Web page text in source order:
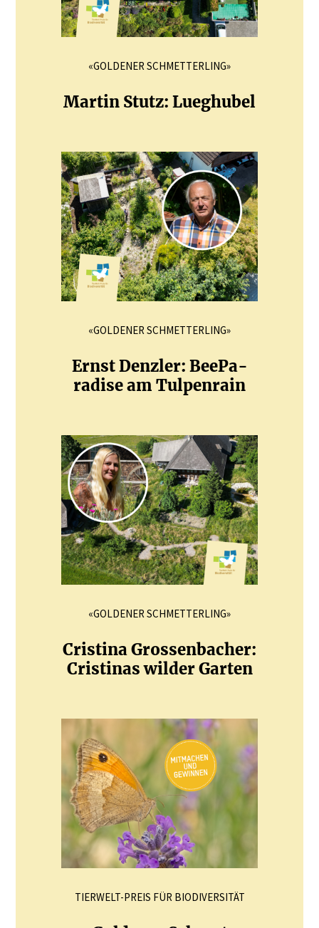
«GOLDENER SCHMETTERLING»
Martin Stutz: Lueghubel
«GOLDENER SCHMETTERLING»
Ernst Denzler: BeePa­
radise am Tulpenrain
«GOLDENER SCHMETTERLING»
Cristina Gross­en­bacher:
Cristinas wilder Garten
TIERWELT-PREIS FÜR BIODIVERSITÄT